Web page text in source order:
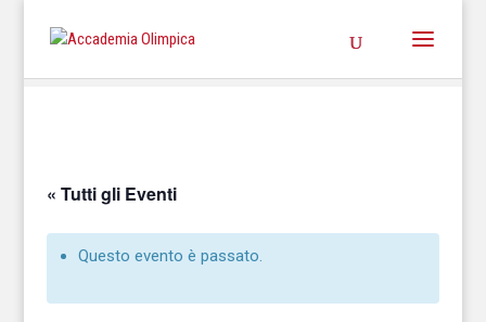
« Tutti gli Eventi
Questo evento è passato.